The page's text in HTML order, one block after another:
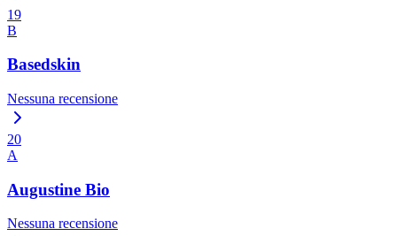
19
B
Basedskin
Nessuna recensione
20
A
Augustine Bio
Nessuna recensione